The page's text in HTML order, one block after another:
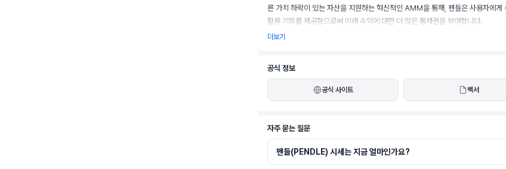
른 가치 하락이 있는 자산을 지원하는 혁신적인 AMM을 통해, 펜들은 사용자에게
활용 기회를 제공함으로써 미래 수익에 대한 더 많은 통제권을 부여합니다.
더보기
공식 정보
공식 사이트 백서
자주 묻는 질문
펜들(PENDLE) 시세는 지금 얼마인가요?